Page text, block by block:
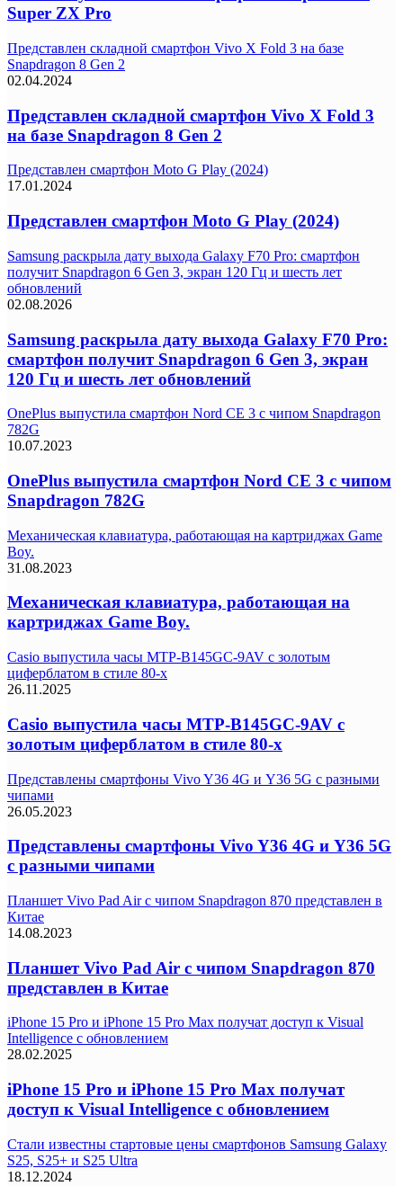
Super ZX Pro
Представлен складной смартфон Vivo X Fold 3 на базе
Snapdragon 8 Gen 2
02.04.2024
Представлен складной смартфон Vivo X Fold 3
на базе Snapdragon 8 Gen 2
Представлен смартфон Moto G Play (2024)
17.01.2024
Представлен смартфон Moto G Play (2024)
Samsung раскрыла дату выхода Galaxy F70 Pro: смартфон
получит Snapdragon 6 Gen 3, экран 120 Гц и шесть лет
обновлений
02.08.2026
Samsung раскрыла дату выхода Galaxy F70 Pro:
смартфон получит Snapdragon 6 Gen 3, экран
120 Гц и шесть лет обновлений
OnePlus выпустила смартфон Nord CE 3 с чипом Snapdragon
782G
10.07.2023
OnePlus выпустила смартфон Nord CE 3 с чипом
Snapdragon 782G
Механическая клавиатура, работающая на картриджах Game
Boy.
31.08.2023
Механическая клавиатура, работающая на
картриджах Game Boy.
Casio выпустила часы MTP-B145GC-9AV с золотым
циферблатом в стиле 80-х
26.11.2025
Casio выпустила часы MTP-B145GC-9AV с
золотым циферблатом в стиле 80-х
Представлены смартфоны Vivo Y36 4G и Y36 5G с разными
чипами
26.05.2023
Представлены смартфоны Vivo Y36 4G и Y36 5G
с разными чипами
Планшет Vivo Pad Air с чипом Snapdragon 870 представлен в
Китае
14.08.2023
Планшет Vivo Pad Air с чипом Snapdragon 870
представлен в Китае
iPhone 15 Pro и iPhone 15 Pro Max получат доступ к Visual
Intelligence с обновлением
28.02.2025
iPhone 15 Pro и iPhone 15 Pro Max получат
доступ к Visual Intelligence с обновлением
Стали известны стартовые цены смартфонов Samsung Galaxy
S25, S25+ и S25 Ultra
18.12.2024